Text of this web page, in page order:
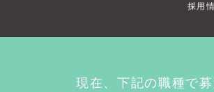
採用
現在、下記の職種で